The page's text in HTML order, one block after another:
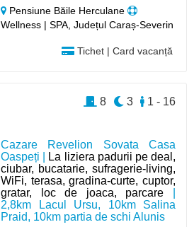
Pensiune Băile Herculane
Wellness | SPA, Județul Caraș-Severin
Tichet | Card vacanță
Cazare Revelion Sovata Casa
Oaspeți |
La liziera padurii pe deal,
ciubar, bucatarie, sufragerie-living,
WiFi, terasa, gradina-curte, cuptor,
gratar, loc de joaca, parcare
2,8km Lacul Ursu, 10km Salina
Praid, 10km partia de schi Alunis
1 - 16
3
8